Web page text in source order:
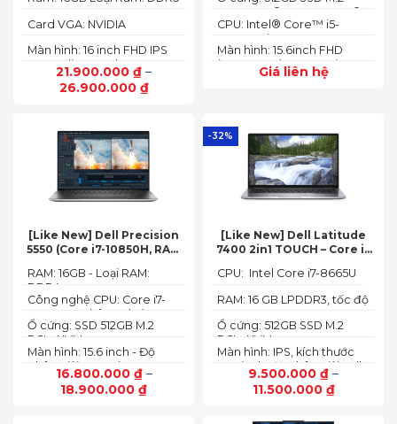
21.900.000 ₫ –
26.900.000 ₫
Màn hình: 16 inch FHD IPS
165Hz SlimBezel, sRGB
100%, Acer ComfyView,
500 nits
Card VGA: NVIDIA
(140W)
Giá liên hệ
Màn hình: 15.6inch FHD
(1920x1080) IPS 300nits
Anti-glare, 100%sRGB,
CPU: Intel® Core™ i5-
12450HX (2.00GHz up to
4.40GHz, 12MB Cache)
2242 PCIe® 4.0x4 NVMe®
[Like New] Dell Precision
5550 (Core i7-10850H, RAM
Quadro T1000 4G, Màn
15.6” FHD+)
16.800.000 ₫–
18.900.000 ₫
Màn hình: 15.6 inch - Độ
phân giải: FHD+ (1920 x
1200 px)
Ổ cứng: SSD 512GB M.2
PCIe NVMe
Công nghệ CPU: Core i7-
10750H, 6 nhân, 12 luồng
RAM: 16GB - Loại RAM:
DDR4
-32%
[Like New] Dell Latitude
7400 2in1 TOUCH – Core i7
màn hình 14 inch FHD Cảm
9.500.000 ₫ –
11.500.000 ₫
Màn hình: IPS, kích thước
14.0 inch, độ phân giải Full
HD (1920 x 1080)
Ổ cứng: 512GB SSD M.2
PCIe NVMe
RAM: 16 GB LPDDR3, tốc độ
CPU: Intel Core i7-8665U